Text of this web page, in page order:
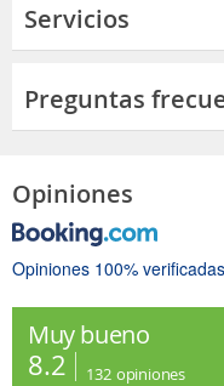
Servicios
Preguntas
Opiniones
Opiniones 100% verificadas
Muy bueno
8.2 132 opiniones